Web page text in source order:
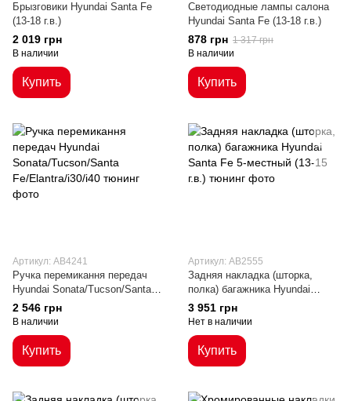
Брызговики Hyundai Santa Fe
(13-18 г.в.)
2 019 грн
В наличии
Купить
Светодиодные лампы салона
Hyundai Santa Fe (13-18 г.в.)
878 грн 1 317 грн
В наличии
Купить
Артикул: AB4241
Ручка перемикання передач
Hyundai Sonata/Tucson/Santa
Fe/Elantra/i30/i40
2 546 грн
В наличии
Купить
Артикул: AB2555
Задняя накладка (шторка,
полка) багажника Hyundai
Santa Fe 5-местный (13-15 г.в.)
3 951 грн
Нет в наличии
Купить